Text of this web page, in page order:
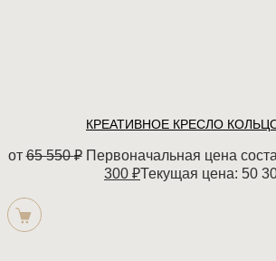
КРЕАТИВНОЕ КРЕСЛО
от65 550₽ Первоначальная цена
300 ₽Текущая цена: 50